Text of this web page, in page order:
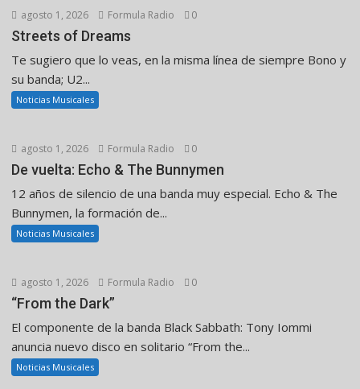
agosto 1, 2026 Formula Radio 0
Streets of Dreams
Te sugiero que lo veas, en la misma línea de siempre Bono y
su banda; U2...
Noticias Musicales
agosto 1, 2026 Formula Radio 0
De vuelta: Echo & The Bunnymen
12 años de silencio de una banda muy especial. Echo & The
Bunnymen, la formación de...
Noticias Musicales
agosto 1, 2026 Formula Radio 0
“From the Dark”
El componente de la banda Black Sabbath: Tony Iommi
anuncia nuevo disco en solitario “From the...
Noticias Musicales